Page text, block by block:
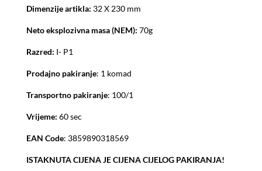
Dimenzije artikla: 32 X 230 mm
Neto eksplozivna masa (NEM): 70g
Razred: I- P1
Prodajno pakiranje: 1 komad
Transportno pakiranje: 100/1
Vrijeme: 60 sec
EAN Code: 3859890318569
ISTAKNUTA CIJENA JE CIJENA CIJELOG PAKIRANJA!